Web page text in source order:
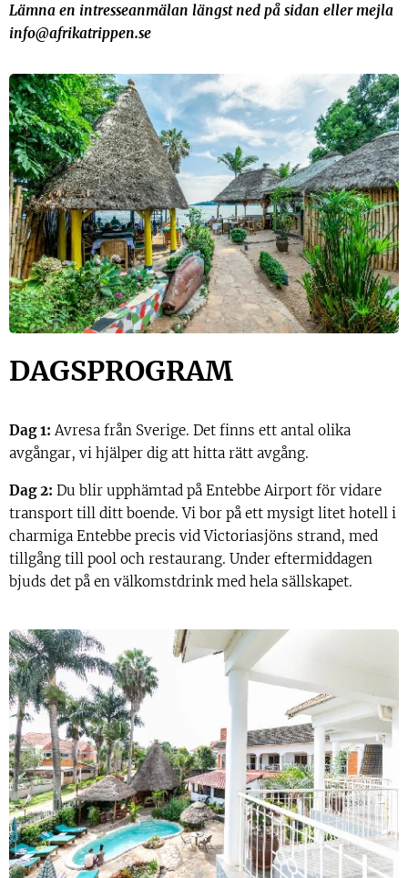
Lämna en intresseanmälan längst ned på sidan eller mejla
info@afrikatrippen.se
DAGSPROGRAM
Dag 1:Avresa från Sverige. Det finns ett antal olika
avgångar, vi hjälper dig att hitta rätt avgång.
Dag 2: Du blir upphämtad på Entebbe Airport för vidare
transport till ditt boende. Vi bor på ett mysigt litet hotell i
charmiga Entebbe precis vid Victoriasjöns strand, med
tillgång till pool och restaurang. Under eftermiddagen
bjuds det på en välkomstdrink med hela sällskapet.